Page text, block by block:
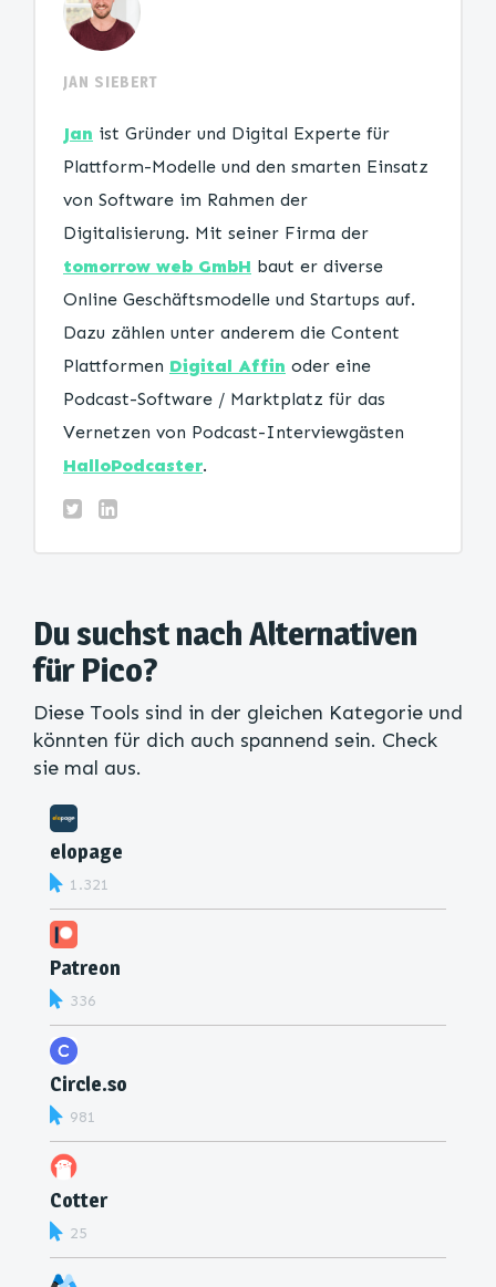
JAN SIEBERT
Jan ist Gründer und Digital Experte für
Plattform-Modelle und den smarten Einsatz
von Software im Rahmen der
Digitalisierung. Mit seiner Firma der
tomorrow web GmbH baut er diverse
Online Geschäftsmodelle und Startups auf.
Dazu zählen unter anderem die Content
Plattformen Digital Affin oder eine
Podcast-Software / Marktplatz für das
Vernetzen von Podcast-Interviewgästen
HalloPodcaster.
Du suchst nach Alternativen
für Pico?
Diese Tools sind in der gleichen Kategorie und
könnten für dich auch spannend sein. Check
sie mal aus.
elopage
1.321
Patreon
336
Circle.so
981
Cotter
25